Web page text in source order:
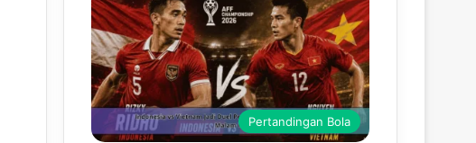
Pertandingan Bola